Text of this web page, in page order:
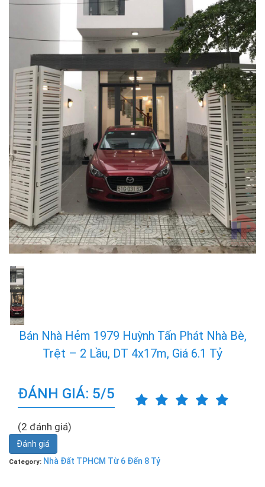
Bán Nhà Hẻm 1979 Huỳnh Tấn Phát Nhà Bè,
Trệt – 2 Lầu, DT 4x17m, Giá 6.1 Tỷ
ĐÁNH GIÁ: 5/5
(2 đánh giá)
Đánh giá
Category: Nhà Đất TPHCM Từ 6 Đến 8 Tỷ